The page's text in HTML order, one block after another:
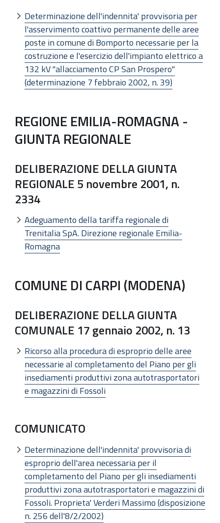
Determinazione dell'indennita' provvisoria per
l'asservimento coattivo permanente delle aree
poste in comune di Bomporto necessarie per la
costruzione e l'esercizio dell'impianto elettrico a
132 kV "allacciamento CP San Prospero"
(determinazione 7 febbraio 2002, n. 39)
REGIONE EMILIA-ROMAGNA -
GIUNTA REGIONALE
DELIBERAZIONE DELLA GIUNTA
REGIONALE 5 novembre 2001, n.
2334
Adeguamento della tariffa regionale di
Trenitalia SpA. Direzione regionale Emilia-
Romagna
COMUNE DI CARPI (MODENA)
DELIBERAZIONE DELLA GIUNTA
COMUNALE 17 gennaio 2002, n. 13
Ricorso alla procedura di esproprio delle aree
necessarie al completamento del Piano per gli
insediamenti produttivi zona autotrasportatori
e magazzini di Fossoli
COMUNICATO
Determinazione dell'indennita' provvisoria di
esproprio dell'area necessaria per il
completamento del Piano per gli insediamenti
produttivi zona autotrasportatori e magazzini di
Fossoli. Proprieta' Verderi Massimo (disposizione
n. 256 dell'8/2/2002)